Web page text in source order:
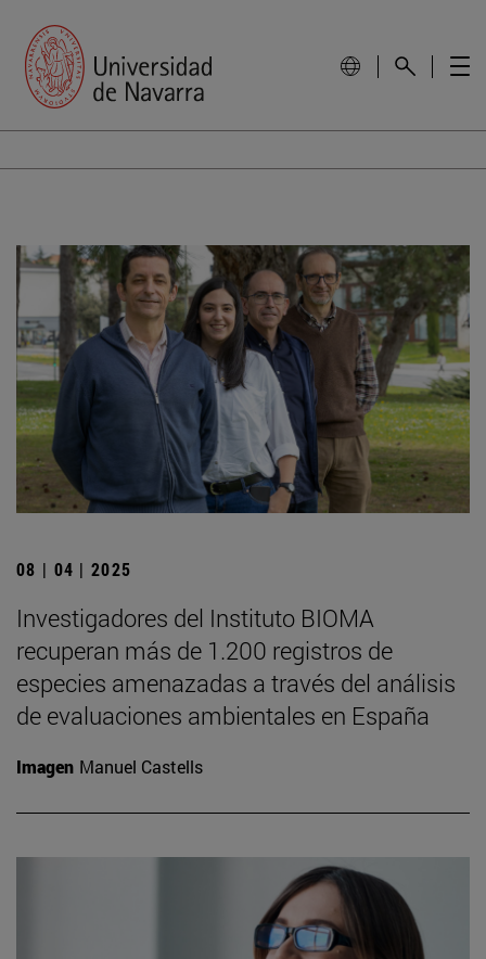
08 | 04 | 2025
Investigadores del Instituto BIOMA
recuperan más de 1.200 registros de
especies amenazadas a través del análisis
de evaluaciones ambientales en España
Imagen Manuel Castells